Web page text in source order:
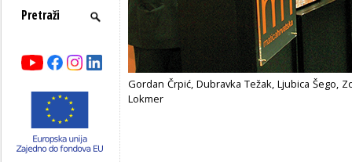
Gordan Črpić, Dubravka Težak, Ljubica Šego,
Lokmer